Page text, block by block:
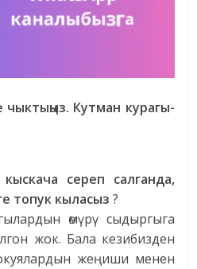
чыктыңыз. Кутман курагы-
сереп салганда,
топук кыласыз ?
өмүрү сыдыргыга
жок. Бала кезибизден
жеңиши менен